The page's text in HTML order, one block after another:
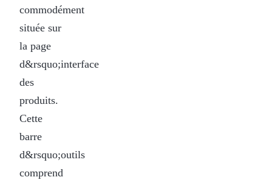
commodément
située sur
la page
d&rsquo;interface
des
produits.
Cette
barre
d&rsquo;outils
comprend